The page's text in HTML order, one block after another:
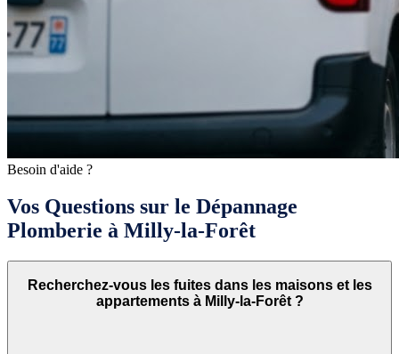
Besoin d'aide ?
Vos Questions sur le Dépannage
Plomberie à Milly-la-Forêt
Recherchez-vous les fuites dans les maisons et les
appartements à Milly-la-Forêt ?